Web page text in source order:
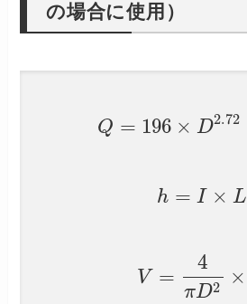
の場合に使用）
Q = 196 × D2.72
h = I × L
V =
4
πD2 ×